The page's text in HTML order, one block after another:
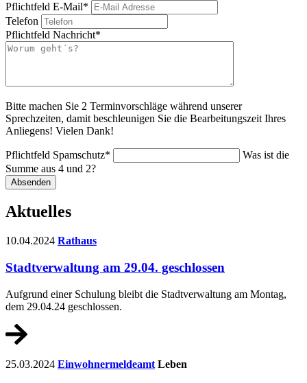
Pflichtfeld E-Mail*
Telefon
Pflichtfeld Nachricht*
Bitte machen Sie 2 Terminvorschläge während unserer
Sprechzeiten, damit beschleunigen Sie die Bearbeitungszeit Ihres
Anliegens! Vielen Dank!
Pflichtfeld Spamschutz*
Was ist die
Summe aus 4 und 2?
Absenden
Aktuelles
10.04.2024 Rathaus
Stadtverwaltung am 29.04. geschlossen
Aufgrund einer Schulung bleibt die Stadtverwaltung am Montag,
dem 29.04.24 geschlossen.
25.03.2024 Einwohnermeldeamt Leben